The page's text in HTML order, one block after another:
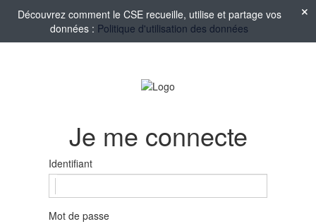
Découvrez comment le CSE recueille, utilise et partage vos
données : Politique d'utilisation des données
Je me connecte
Identifiant
Mot de passe